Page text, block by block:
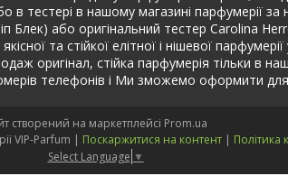
в тестері в нашому магазині
або оригінальний тестер Carolina
та стійкої елітної і нішевої
оригінал, стійка парфумерія тільки в
телефонів і Ми зможемо оформити
створений на маркетплейсі Prom.ua
Інтернет-магазин елітної парфумерії VIP-Parfum | Поскаржитися на контент | Політика
Select Language ▼